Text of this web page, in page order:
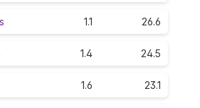
1.1 26.6
1.4 24.5
1.6 23.1